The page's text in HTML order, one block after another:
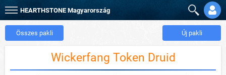
HEARTHSTONE Magyarország
Összes pakli Új pakli
Wickerfang Token Druid